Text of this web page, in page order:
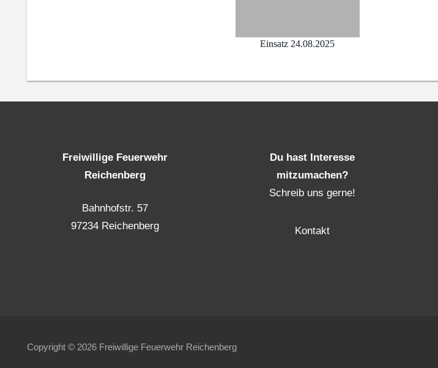
Einsatz 24.08.2025
Freiwillige Feuerwehr
Reichenberg
Bahnhofstr. 57
97234 Reichenberg
Du hast Interesse
mitzumachen?
Schreib uns gerne!
Kontakt
Copyright © 2026 Freiwillige Feuerwehr Reichenberg